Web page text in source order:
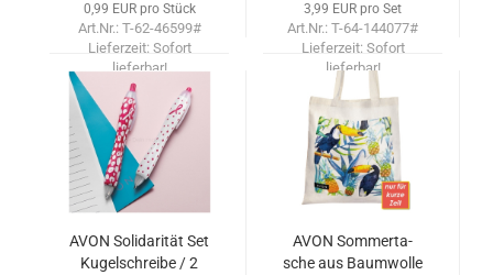
0,99 EUR pro Stück
Art.Nr.: T-62-46599#
Lieferzeit: Sofort
lieferbar!
3,99 EUR pro Set
Art.Nr.: T-64-144077#
Lieferzeit: Sofort
lieferbar!
AVON So­li­da­ri­tät Set
Ku­gel­schrei­be / 2
AVON Som­mer­ta­
sche aus Baum­wol­le